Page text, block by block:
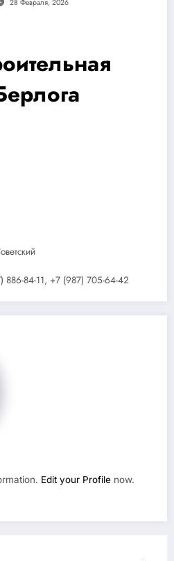
28 Февраля, 2026
84-11, +7 (987) 705-64-42
Edit your Profile now.